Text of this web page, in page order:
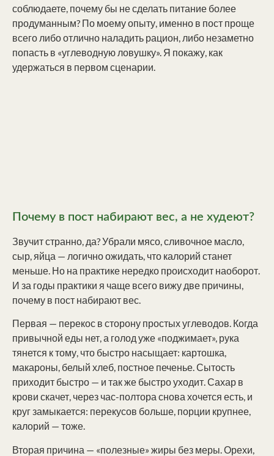
соблюдаете, почему бы не сделать питание более
продуманным? По моему опыту, именно в пост проще
всего либо отлично наладить рацион, либо незаметно
попасть в «углеводную ловушку». Я покажу, как
удержаться в первом сценарии.
Почему в пост набирают вес, а не худеют?
Звучит странно, да? Убрали мясо, сливочное масло,
сыр, яйца — логично ожидать, что калорий станет
меньше. Но на практике нередко происходит наоборот.
И за годы практики я чаще всего вижу две причины,
почему в пост набирают вес.
Первая — перекос в сторону простых углеводов. Когда
привычной еды нет, а голод уже «поджимает», рука
тянется к тому, что быстро насыщает: картошка,
макароны, белый хлеб, постное печенье. Сытость
приходит быстро — и так же быстро уходит. Сахар в
крови скачет, через час-полтора снова хочется есть, и
круг замыкается: перекусов больше, порции крупнее,
калорий — тоже.
Вторая причина — «полезные» жиры без меры. Орехи,